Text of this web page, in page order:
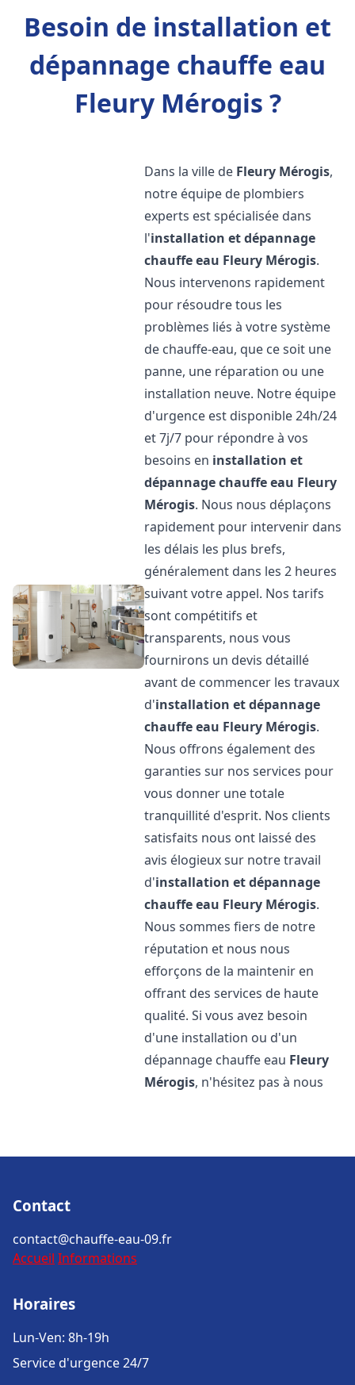
Besoin de installation et
dépannage chauffe eau
Fleury Mérogis ?
Dans la ville de Fleury Mérogis,
notre équipe de plombiers
experts est spécialisée dans
l'installation et dépannage
chauffe eau Fleury Mérogis.
Nous intervenons rapidement
pour résoudre tous les
problèmes liés à votre système
de chauffe-eau, que ce soit une
panne, une réparation ou une
installation neuve. Notre équipe
d'urgence est disponible 24h/24
et 7j/7 pour répondre à vos
besoins en installation et
dépannage chauffe eau Fleury
Mérogis. Nous nous déplaçons
rapidement pour intervenir dans
les délais les plus brefs,
généralement dans les 2 heures
suivant votre appel. Nos tarifs
sont compétitifs et
transparents, nous vous
fournirons un devis détaillé
avant de commencer les travaux
d'installation et dépannage
chauffe eau Fleury Mérogis.
Nous offrons également des
garanties sur nos services pour
vous donner une totale
tranquillité d'esprit. Nos clients
satisfaits nous ont laissé des
avis élogieux sur notre travail
d'installation et dépannage
chauffe eau Fleury Mérogis.
Nous sommes fiers de notre
réputation et nous nous
efforçons de la maintenir en
offrant des services de haute
qualité. Si vous avez besoin
d'une installation ou d'un
dépannage chauffe eau Fleury
Mérogis, n'hésitez pas à nous
Contact
contact@chauffe-eau-09.fr
Accueil Informations
Horaires
Lun-Ven: 8h-19h
Service d'urgence 24/7